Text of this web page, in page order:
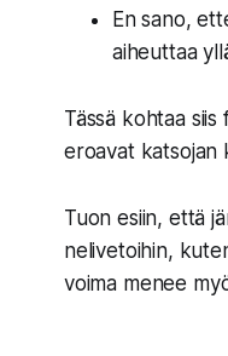
En sano,
aiheuttaa
Tässä kohtaa
eroavat katsojan
Tuon esiin, että
nelivetoihin,
voima menee